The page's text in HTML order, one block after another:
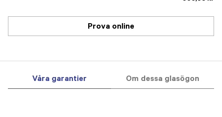
Prova online
Våra garantier Om dessa glasögon